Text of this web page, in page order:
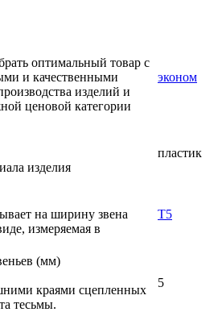
оптимальный товар с
и качественными
изделий и
ценовой категории
эконом
изделия
пластик
на ширину звена
измеряемая в
Т5
(мм)
краями сцепленных
тесьмы.
5